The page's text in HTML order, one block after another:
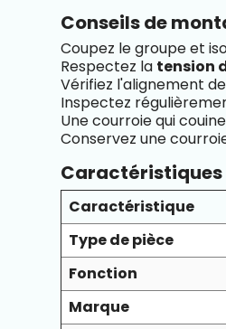
Conseils de
Coupez le groupe et
Respectez la tension
Vérifiez l'alignement
Inspectez
Une courroie qui
Conservez une
Caractéristiques
Caractéristique
Type de pièce
Fonction
Marque